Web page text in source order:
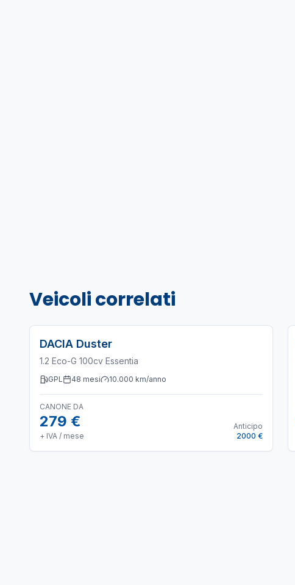
Veicoli correlati
DACIA Duster
1.2 Eco-G 100cv Essentia
GPL 48 mesi 10.000 km/anno
CANONE DA
279 €
+ IVA / mese
Anticipo
2000 €